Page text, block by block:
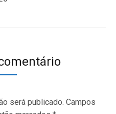
será publicado. Campos